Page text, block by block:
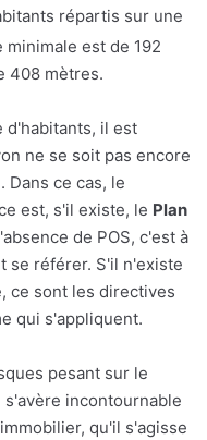
répartis sur une
minimale est de 192
408 mètres.
d'habitants, il est
ne se soit pas encore
Dans ce cas, le
est, s'il existe, le Plan
de POS, c'est à
se référer. S'il n'existe
ce sont les directives
qui s'appliquent.
pesant sur le
incontournable
qu'il s'agisse